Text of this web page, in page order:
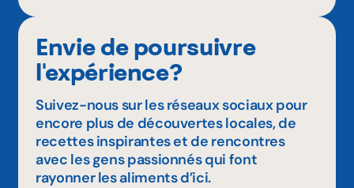
Envie de poursuivre
l'expérience?
Suivez-nous sur les réseaux sociaux pour
encore plus de découvertes locales, de
recettes inspirantes et de rencontres
avec les gens passionnés qui font
rayonner les aliments d’ici.